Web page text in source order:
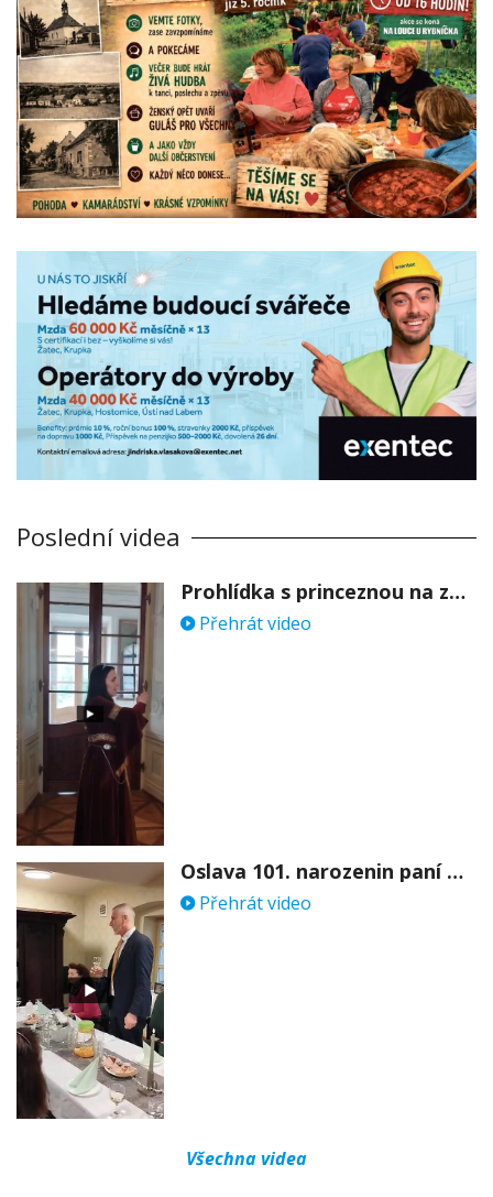
Poslední videa
Prohlídka s princeznou na zámku Stekník
Přehrát video
Oslava 101. narozenin paní Věry Skořepové
Přehrát video
Všechna videa